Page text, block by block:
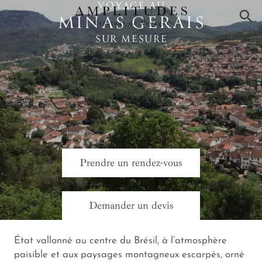
× VOYAGE AU
MINAS GERAIS
SUR MESURE
Prendre un rendez-vous
Demander un devis
État vallonné au centre du Brésil, à l’atmosphère
paisible et aux paysages montagneux escarpés, orné